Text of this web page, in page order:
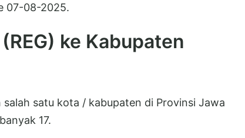
07-08-2025.
ke Kabupaten
satu kota / kabupaten di Provinsi Jawa
17.